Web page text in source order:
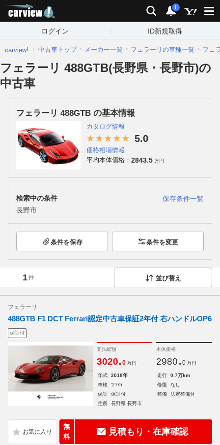
検索 通知
i
ログイン ID新規取得
carview! 中古車トップ メーカー一覧 フェラーリの車種一覧 フェ
フェラーリ 488GTB(長野県・長野市)の
中古車
フェラーリ 488GTB の基本情報
カタログ情報
5.0
価格相場情報
平均本体価格： 2843.5 万円
検索中の条件
保存条件一覧
長野市
条件を保存 条件を変更
1件 並び替え
フェラーリ
488GTB F1 DCT Ferrari認定中古車保証2年付 右ハンドルOP6
保証付
支払総額
3020.0 万円
本体価格
2980. 0 万円
年式 2018年 走行
0.7万km
車検
'27/5 修復
なし
保証
保証付 整備
法定整備付
住所
長野県 長野市
無
料
見積もり・在庫確認